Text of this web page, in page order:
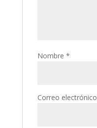
Nombre *
Correo electrónico